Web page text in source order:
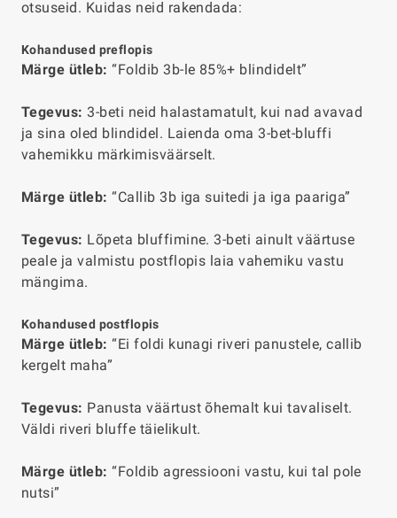
otsuseid. Kuidas neid rakendada:
Kohandused preflopis
Märge ütleb: “Foldib 3b-le 85%+ blindidelt”
Tegevus: 3-beti neid halastamatult, kui nad avavad
ja sina oled blindidel. Laienda oma 3-bet-bluffi
vahemikku märkimisväärselt.
Märge ütleb: “Callib 3b iga suitedi ja iga paariga”
Tegevus: Lõpeta bluffimine. 3-beti ainult väärtuse
peale ja valmistu postflopis laia vahemiku vastu
mängima.
Kohandused postflopis
Märge ütleb: “Ei foldi kunagi riveri panustele, callib
kergelt maha”
Tegevus: Panusta väärtust õhemalt kui tavaliselt.
Väldi riveri bluffe täielikult.
Märge ütleb: “Foldib agressiooni vastu, kui tal pole
nutsi”